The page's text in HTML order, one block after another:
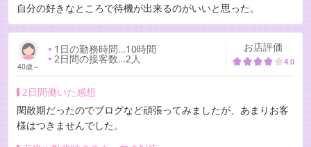
自分の好きなところで待機が出来るのがいいと思った。
40歳～
1日の勤務時間…10時間
2日間の接客数…2人
お店評価
4.0
2日間働いた感想
閑散期だったのでブログなど頑張ってみましたが、あまりお客
様はつきませんでした。